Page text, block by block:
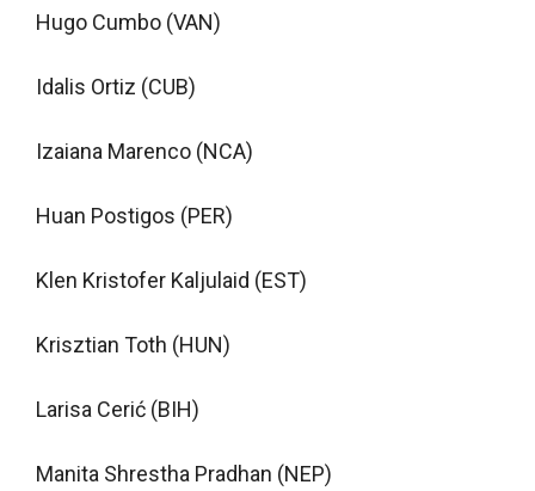
Hugo Cumbo (VAN)
Idalis Ortiz (CUB)
Izaiana Marenco (NCA)
Huan Postigos (PER)
Klen Kristofer Kaljulaid (EST)
Krisztian Toth (HUN)
Larisa Cerić (BIH)
Manita Shrestha Pradhan (NEP)